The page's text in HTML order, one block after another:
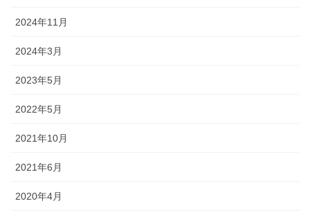
2024年11月
2024年3月
2023年5月
2022年5月
2021年10月
2021年6月
2020年4月